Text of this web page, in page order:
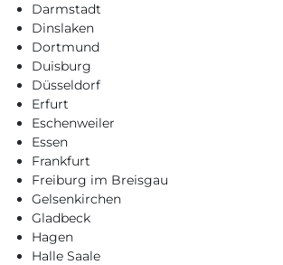
Darmstadt
Dinslaken
Dortmund
Duisburg
Düsseldorf
Erfurt
Eschenweiler
Essen
Frankfurt
Freiburg im Breisgau
Gelsenkirchen
Gladbeck
Hagen
Halle Saale